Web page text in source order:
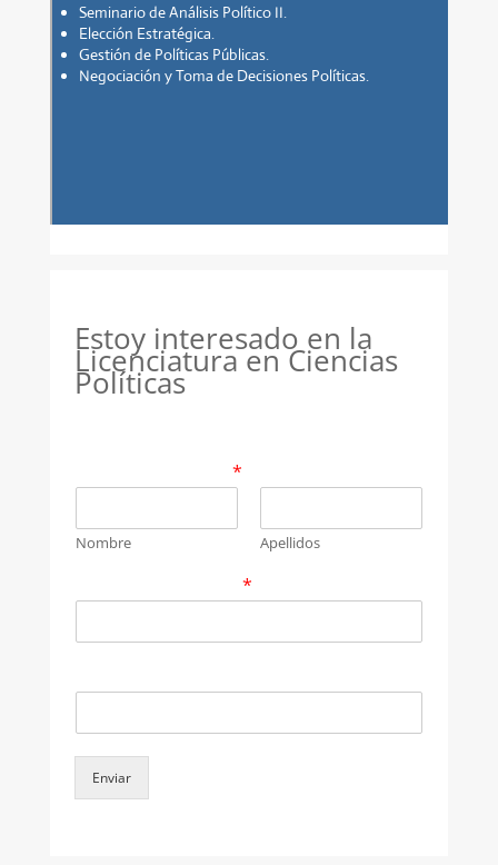
Seminario de Análisis Político II.
Elección Estratégica.
Gestión de Políticas Públicas.
Negociación y Toma de Decisiones Políticas.
Estoy interesado en la
Licenciatura en Ciencias
Políticas
*
Nombre Apellidos
*
Enviar